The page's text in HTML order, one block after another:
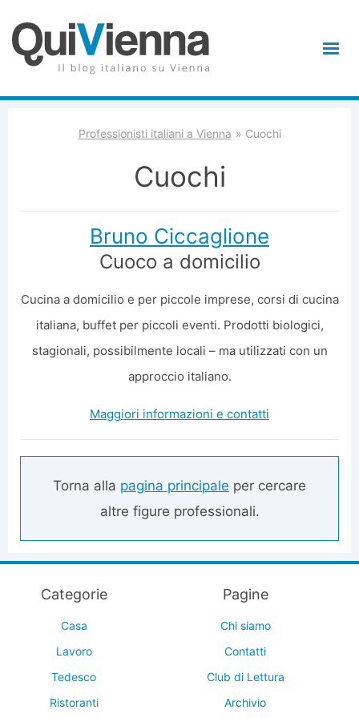
Professionisti italiani a Vienna Cuochi
Cuochi
Bruno Ciccaglione
Cuoco a domicilio
Cucina a domicilio e per piccole imprese, corsi di cucina
italiana, buffet per piccoli eventi. Prodotti biologici,
stagionali, possibilmente locali – ma utilizzati con un
approccio italiano.
Maggiori informazioni e contatti
Torna alla pagina principale per cercare
altre figure professionali.
Categorie
Casa
Lavoro
Tedesco
Ristoranti
Pagine
Chi siamo
Contatti
Club di Lettura
Archivio